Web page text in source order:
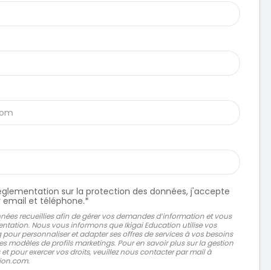
sur la protection des données, j'accepte
et téléphone.*
recueillies afin de gérer vos demandes d’information et vous
Nous vous informons que Ikigai Education utilise vos
personnaliser et adapter ses offres de services à vos besoins
modèles de profils marketings. Pour en savoir plus sur la gestion
pour exercer vos droits, veuillez nous contacter par mail à